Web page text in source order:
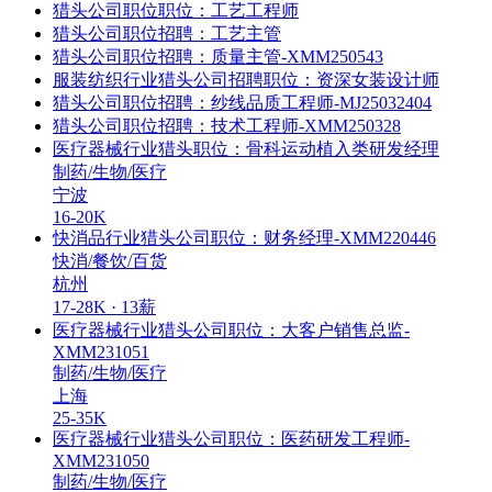
猎头公司职位职位：工艺工程师
猎头公司职位招聘：工艺主管
猎头公司职位招聘：质量主管-XMM250543
服装纺织行业猎头公司招聘职位：资深女装设计师
猎头公司职位招聘：纱线品质工程师-MJ25032404
猎头公司职位招聘：技术工程师-XMM250328
医疗器械行业猎头职位：骨科运动植入类研发经理
制药/生物/医疗
宁波
16-20K
快消品行业猎头公司职位：财务经理-XMM220446
快消/餐饮/百货
杭州
17-28K · 13薪
医疗器械行业猎头公司职位：大客户销售总监-
XMM231051
制药/生物/医疗
上海
25-35K
医疗器械行业猎头公司职位：医药研发工程师-
XMM231050
制药/生物/医疗